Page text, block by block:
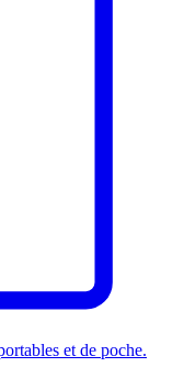
et de poche.